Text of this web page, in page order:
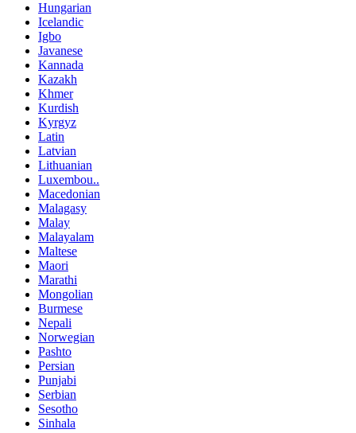
Hungarian
Icelandic
Igbo
Javanese
Kannada
Kazakh
Khmer
Kurdish
Kyrgyz
Latin
Latvian
Lithuanian
Luxembou..
Macedonian
Malagasy
Malay
Malayalam
Maltese
Maori
Marathi
Mongolian
Burmese
Nepali
Norwegian
Pashto
Persian
Punjabi
Serbian
Sesotho
Sinhala